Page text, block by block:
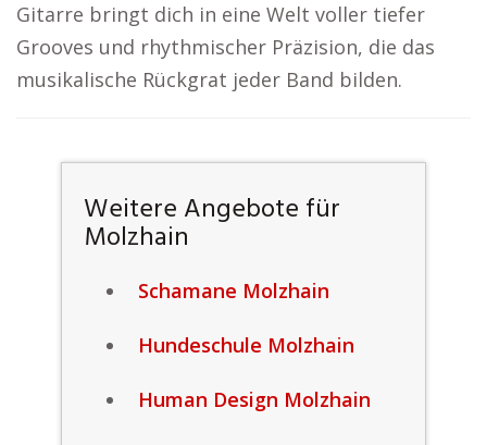
Gitarre bringt dich in eine Welt voller tiefer
Grooves und rhythmischer Präzision, die das
musikalische Rückgrat jeder Band bilden.
Weitere Angebote für
Molzhain
Schamane Molzhain
Hundeschule Molzhain
Human Design Molzhain